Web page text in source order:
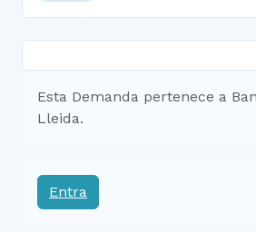
Esta Demanda pertenece a
Lleida.
Entra